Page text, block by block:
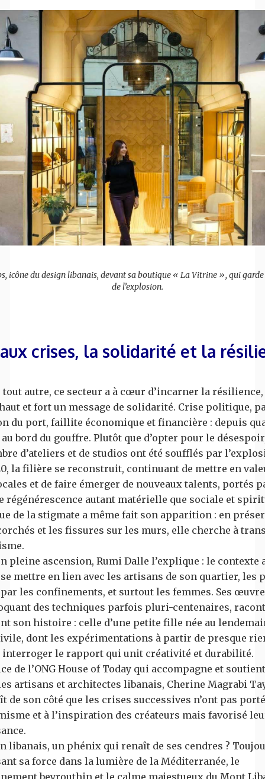
icône du design libanais, devant sa boutique « La Vitrine », qui
de l’explosion.
crises, la solidarité et la
tout autre, ce secteur a à cœur d’incarner la résilience,
et fort un message de solidarité. Crise politique,
du port, faillite économique et financière : depuis
bord du gouffre. Plutôt que d’opter pour le
d’ateliers et de studios ont été soufflés par
la filière se reconstruit, continuant de mettre en
et de faire émerger de nouveaux talents, portés
régénérescence autant matérielle que sociale et
de la stigmate a même fait son apparition : en
et les fissures sur les murs, elle cherche à
pleine ascension, Rumi Dalle l’explique : le contexte
mettre en lien avec les artisans de son quartier, les
les confinements, et surtout les femmes. Ses
des techniques parfois pluri-centenaires,
son histoire : celle d’une petite fille née au
dont les expérimentations à partir de presque
interroger le rapport qui unit créativité et durabilité.
de l’ONG House of Today qui accompagne et
artisans et architectes libanais, Cherine Magrabi
de son côté que les crises successives n’ont pas
et à l’inspiration des créateurs mais favorisé
libanais, un phénix qui renaît de ses cendres ?
sa force dans la lumière de la Méditerranée, le